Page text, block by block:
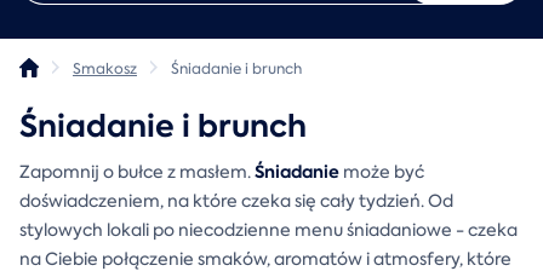
Smakosz Śniadanie i brunch
Śniadanie i brunch
Zapomnij o bułce z masłem.Śniadanie może być
doświadczeniem, na które czeka się cały tydzień. Od
stylowych lokali po niecodzienne menu śniadaniowe - czeka
na Ciebie połączenie smaków, aromatów i atmosfery, które